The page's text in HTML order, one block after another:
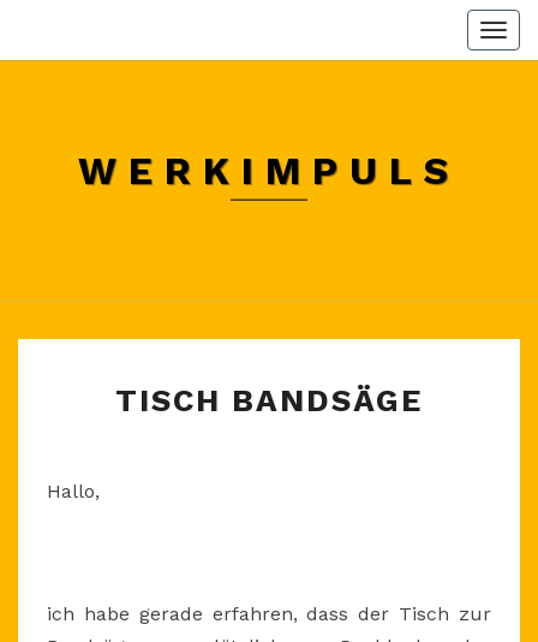
WERKIMPULS
BANDSÄGE
TISCH BANDSÄGE
Hallo,
ich habe gerade erfahren, dass der Tisch zur